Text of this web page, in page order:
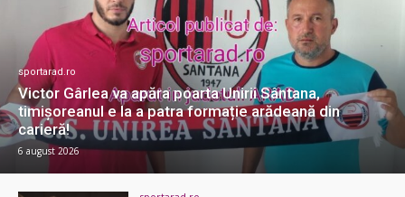
sportarad.ro
Victor Gârlea va apăra poarta Unirii Sântana,
timișoreanul e la a patra formație arădeană din
carieră!
6 august 2026